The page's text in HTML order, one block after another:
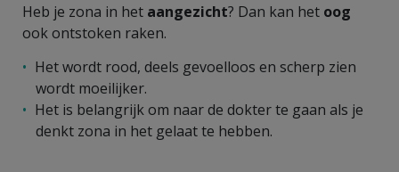
Heb je zona in het aangezicht? Dan kan het oog
ook ontstoken raken.
Het wordt rood, deels gevoelloos en scherp zien
wordt moeilijker.
Het is belangrijk om naar de dokter te gaan als je
denkt zona in het gelaat te hebben.